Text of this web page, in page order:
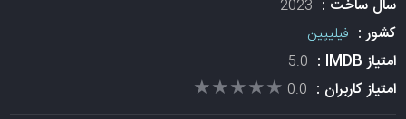
سال ساخت : 2023
کشور : فیلیپین
امتیاز IMDB : 5.0
امتیاز کاربران : 0.0
★★★★★
★★★★★